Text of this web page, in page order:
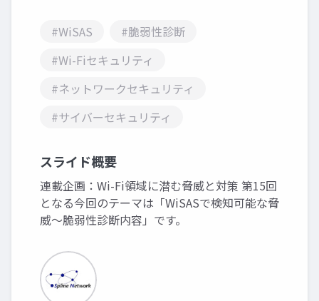
#WiSAS
#脆弱性診断
#Wi-Fiセキュリティ
#ネットワークセキュリティ
#サイバーセキュリティ
スライド概要
連載企画：Wi-Fi領域に潜む脅威と対策 第15回
となる今回のテーマは「WiSASで検知可能な脅
威～脆弱性診断内容」です。